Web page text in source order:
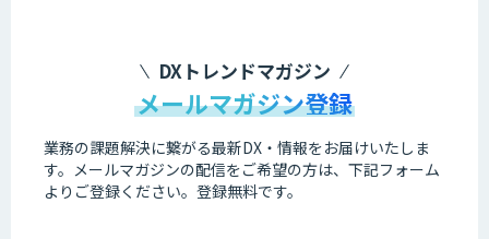
DXトレンドマガジン
メールマガジン登録
業務の課題解決に繋がる最新DX・情報をお届けいたしま
す。 メールマガジンの配信をご希望の方は、下記フォーム
よりご登録ください。登録無料です。